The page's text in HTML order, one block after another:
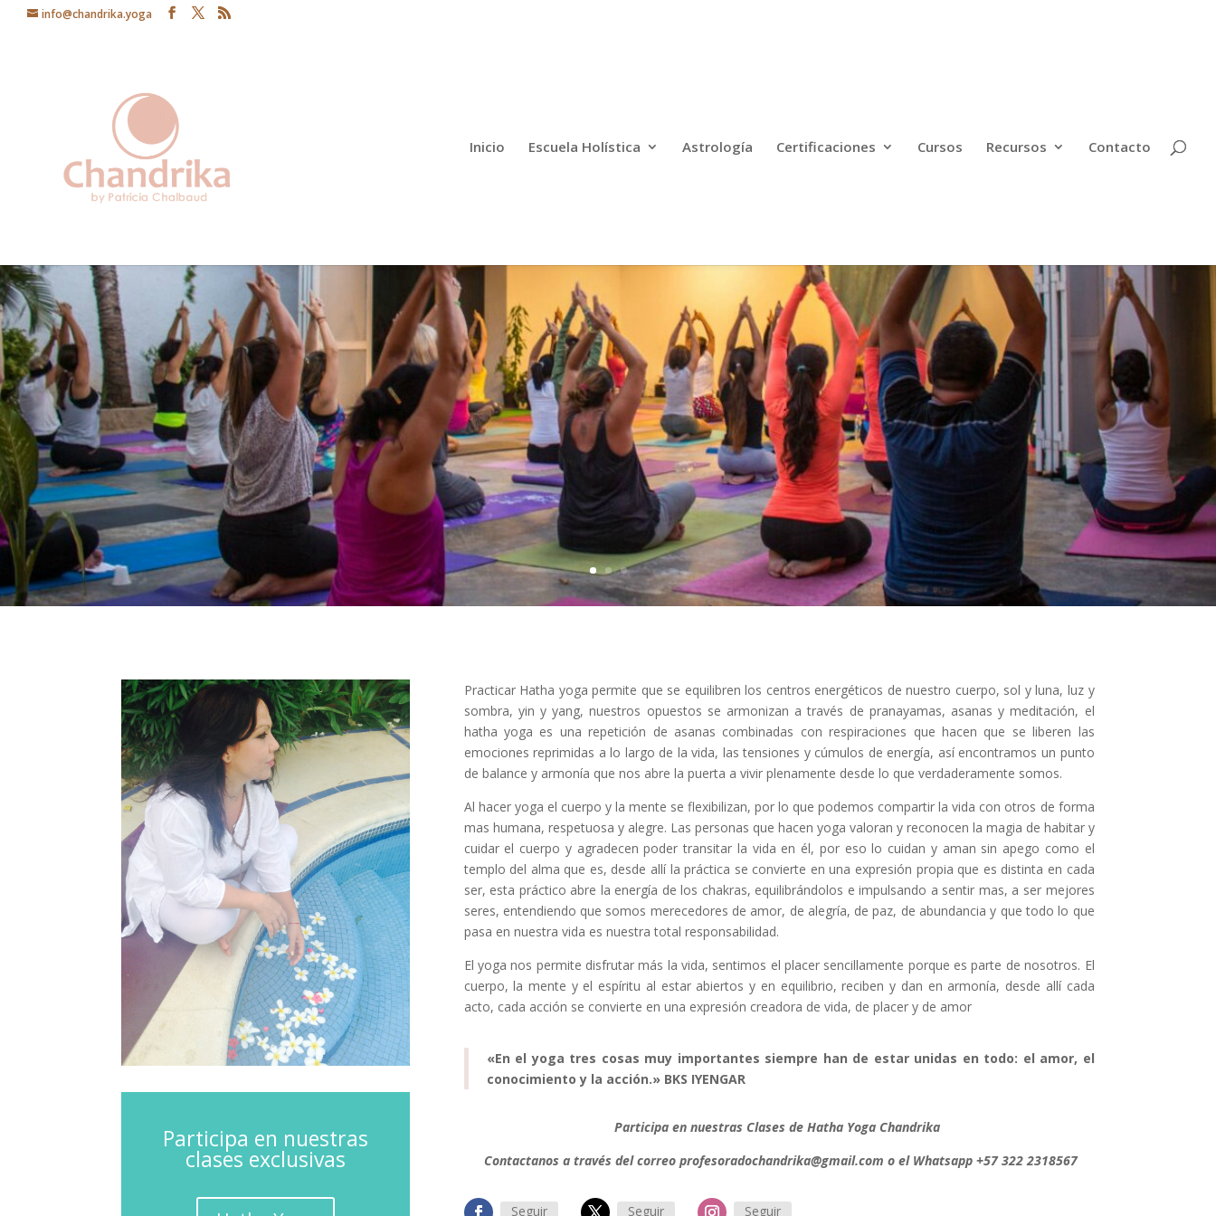
info@chandrika.yoga
Inicio Escuela Holística Astrología Certificaciones Cursos Recursos Contacto
Participa en nuestras
clases exclusivas
Practicar Hatha yoga permite que se equilibren los centros energéticos de nuestro cuerpo, sol y luna, luz y
sombra, yin y yang, nuestros opuestos se armonizan a través de pranayamas, asanas y meditación, el
hatha yoga es una repetición de asanas combinadas con respiraciones que hacen que se liberen las
emociones reprimidas a lo largo de la vida, las tensiones y cúmulos de energía, así encontramos un punto
de balance y armonía que nos abre la puerta a vivir plenamente desde lo que verdaderamente somos.
Al hacer yoga el cuerpo y la mente se flexibilizan, por lo que podemos compartir la vida con otros de forma
mas humana, respetuosa y alegre. Las personas que hacen yoga valoran y reconocen la magia de habitar y
cuidar el cuerpo y agradecen poder transitar la vida en él, por eso lo cuidan y aman sin apego como el
templo del alma que es, desde allí la práctica se convierte en una expresión propia que es distinta en cada
ser, esta práctico abre la energía de los chakras, equilibrándolos e impulsando a sentir mas, a ser mejores
seres, entendiendo que somos merecedores de amor, de alegría, de paz, de abundancia y que todo lo que
pasa en nuestra vida es nuestra total responsabilidad.
El yoga nos permite disfrutar más la vida, sentimos el placer sencillamente porque es parte de nosotros. El
cuerpo, la mente y el espíritu al estar abiertos y en equilibrio, reciben y dan en armonía, desde allí cada
acto, cada acción se convierte en una expresión creadora de vida, de placer y de amor
«En el yoga tres cosas muy importantes siempre han de estar unidas en todo: el amor, el
conocimiento y la acción.» BKS IYENGAR
Participa en nuestras Clases de Hatha Yoga Chandrika
Contactanos a través del correoprofesoradochandrika@gmail.com o el Whatsapp +57 322 2318567
Seguir Seguir Seguir